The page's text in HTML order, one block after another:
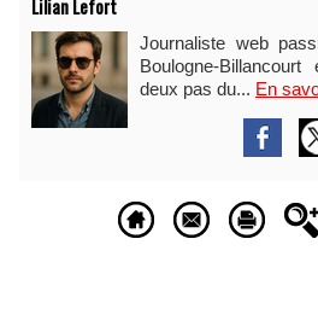
Lilian Lefort
Journaliste web
Boulogne-
deux pas du... En